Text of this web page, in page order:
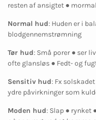
resten af ansigtet ●
Normal hud: Huden er i
blodgennemstrømning
Tør hud: Små porer ● ser
ofte glansløs ● Fedt- og
Sensitiv hud: Fx
ydre påvirkninger som
Moden hud: Slap ● rynket